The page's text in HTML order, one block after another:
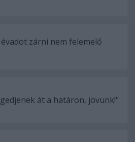
évadot zárni nem felemelő
át a határon, jövünk!"